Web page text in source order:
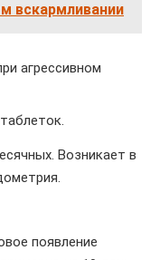
вскармливании
агрессивном
Возникает в
появление